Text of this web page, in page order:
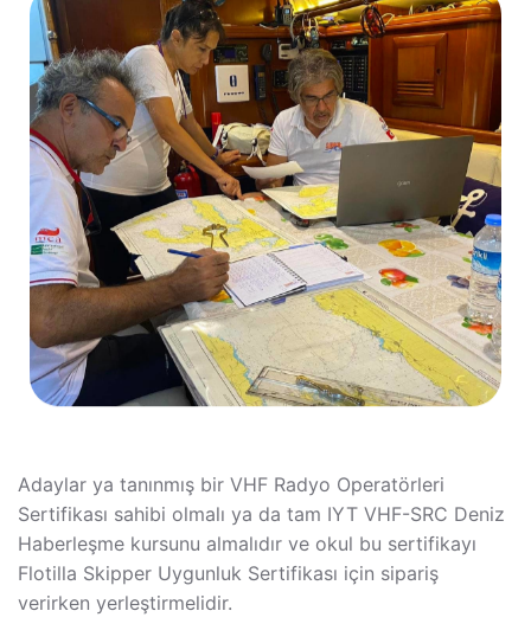
Adaylar ya tanınmış bir VHF Radyo Operatörleri
Sertifikası sahibi olmalı ya da tam IYT VHF-SRC Deniz
Haberleşme kursunu almalıdır ve okul bu sertifikayı
Flotilla Skipper Uygunluk Sertifikası için sipariş
verirken yerleştirmelidir.